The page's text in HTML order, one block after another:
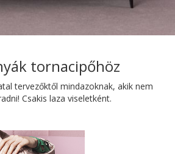
tornacipőhöz
tervezőktől mindazoknak, akik nem
Csakis laza viseletként.